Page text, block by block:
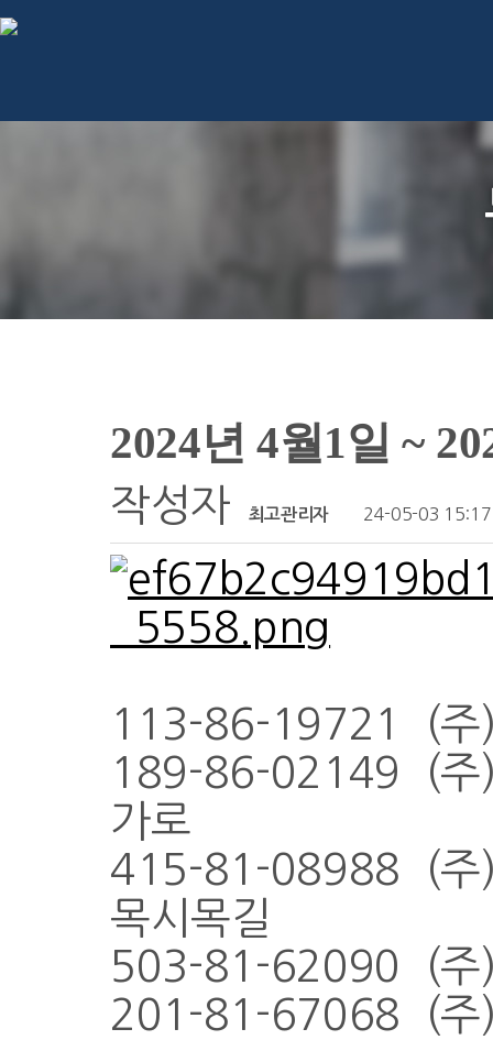
2024년 4월1일 ~
작성자 최고관리자 24-05-03 15:17
113-86-19721 (주)
189-86-02149 (주)
가로
415-81-08988 (주)
목시목길
503-81-62090 (주)
201-81-67068 (주)